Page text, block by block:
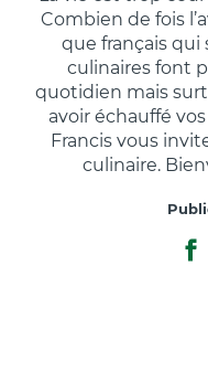
Combien de fois
que français qui
culinaires font
quotidien mais
avoir échauffé
Francis vous
culinaire.